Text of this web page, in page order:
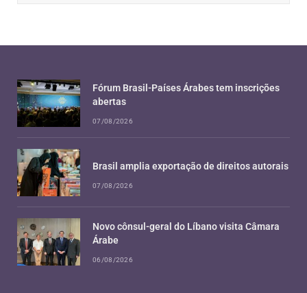
Fórum Brasil-Países Árabes tem inscrições
abertas
07/08/2026
Brasil amplia exportação de direitos autorais
07/08/2026
Novo cônsul-geral do Líbano visita Câmara
Árabe
06/08/2026